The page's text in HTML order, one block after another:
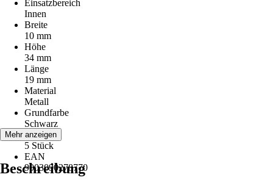
Einsatzbereich
Innen
Breite
10 mm
Höhe
34 mm
Länge
19 mm
Material
Metall
Grundfarbe
Schwarz
Inhalt
5 Stück
EAN
9003090278770
Mehr anzeigen
Beschreibung